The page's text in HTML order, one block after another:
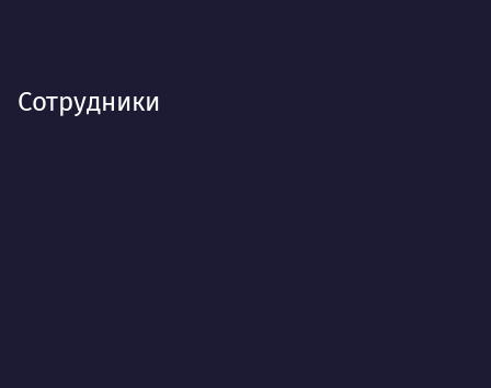
Сотрудники